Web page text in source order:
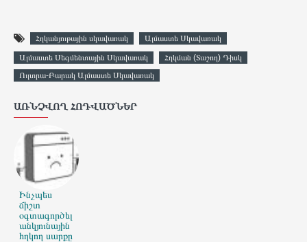
Հղկանյութային սկավառակ
Ալմաստե Սկավառակ
Ալմաստե Սեգմենտային Սկավառակ
Հղկման (Տաշող) Դիսկ
Ուլտրա-Բարակ Ալմաստե Սկավառակ
ԱՌՆՉՎՈՂ ՀՈԴՎԱԾՆԵՐ
Ինչպես
ճիշտ
օգտագործել
անկյունային
հղկող սարքը